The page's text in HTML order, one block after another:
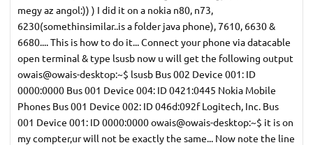
megy az angol:)) ) I did it on a nokia n80, n73,
6230(somethinsimilar..is a folder java phone), 7610, 6630 &
6680.... This is how to do it... Connect your phone via datacable
open terminal & type lsusb now u will get the following output
owais@owais-desktop:~$ lsusb Bus 002 Device 001: ID
0000:0000 Bus 001 Device 004: ID 0421:0445 Nokia Mobile
Phones Bus 001 Device 002: ID 046d:092f Logitech, Inc. Bus
001 Device 001: ID 0000:0000 owais@owais-desktop:~$ it is on
my compter,ur will not be exactly the same... Now note the line